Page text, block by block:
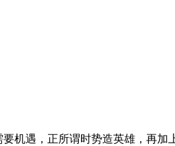
机遇，正所谓时势造英雄，再